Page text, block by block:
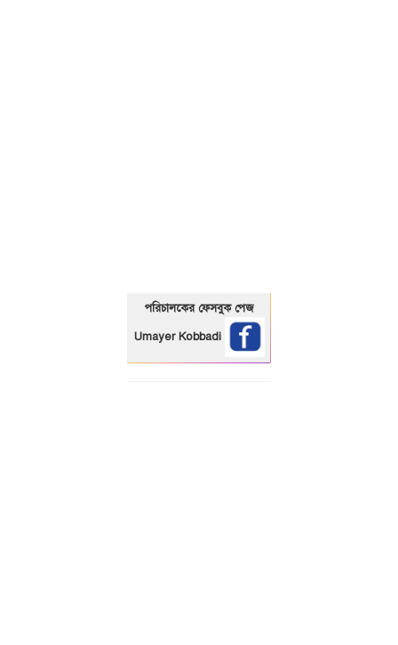
পরিচালকের ফেসবুক পেজ
Umayer Kobbadi